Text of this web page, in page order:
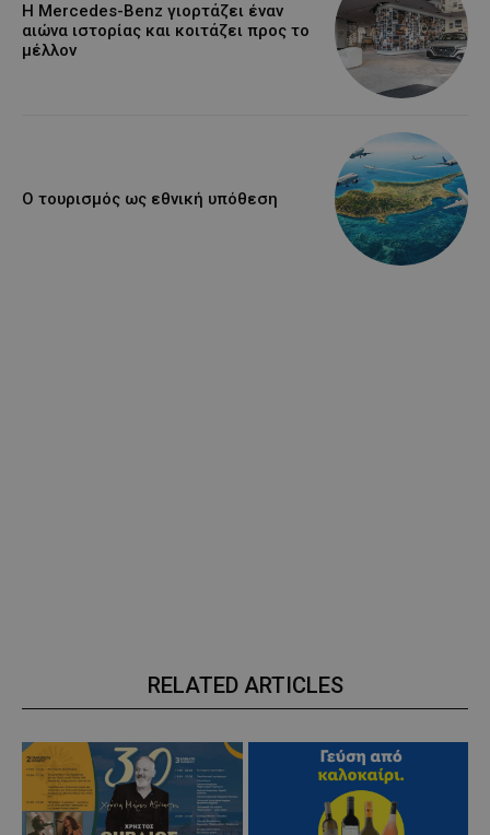
Η Mercedes-Benz γιορτάζει έναν
αιώνα ιστορίας και κοιτάζει προς το
μέλλον
Ο τουρισμός ως εθνική υπόθεση
RELATED ARTICLES